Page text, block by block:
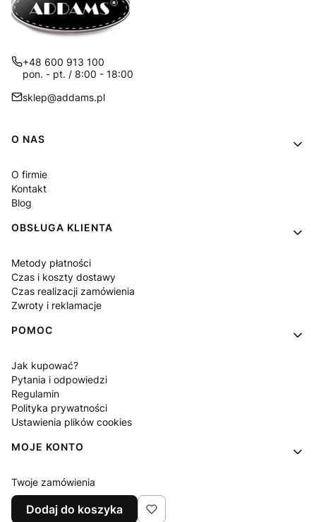
+48 600 913 100
pon. - pt. / 8:00 - 18:00
sklep@addams.pl
Linki w stopce
O NAS
O firmie
Kontakt
Blog
OBSŁUGA KLIENTA
Metody płatności
Czas i koszty dostawy
Czas realizacji zamówienia
Zwroty i reklamacje
POMOC
Jak kupować?
Pytania i odpowiedzi
Regulamin
Polityka prywatności
Ustawienia plików cookies
MOJE KONTO
Twoje zamówienia
Ustawienia konta
Ulubione
Dodaj do koszyka